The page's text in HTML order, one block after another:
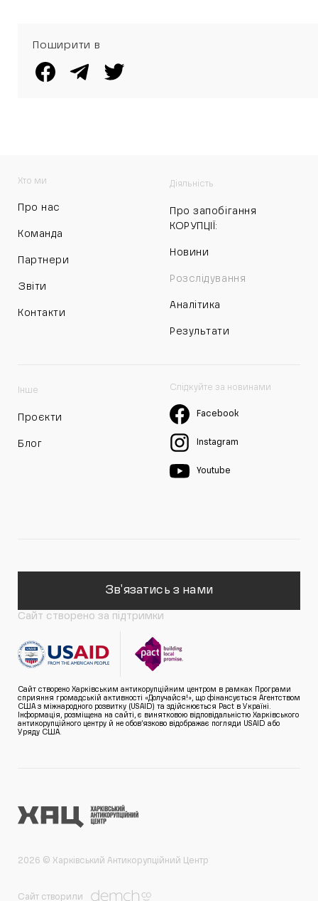
Поширити в
Хто ми
Про нас
Команда
Партнери
Звіти
Контакти
Діяльність
Про запобігання
КОРУПЦІЇ:
Новини
Розслідування
Аналітика
Результати
Інше
Проєкти
Блог
Слідкуйте за новинами
Facebook
Instagram
Youtube
Зв'язатись з нами
Сайт створено за підтримки
Сайт створено Харківським антикорупційним центром в рамках Програми
сприяння громадській активності «Долучайся!», що фінансується Агентством
США з міжнародного розвитку (USAID) та здійснюється Pact в Україні.
Інформація, розміщена на сайті, є винятковою відповідальністю Харківського
антикорупційного центру й не обов’язково відображає погляди USAID або
Уряду США.
2026 © Харківський Антикорупційний Центр
Сайт створили